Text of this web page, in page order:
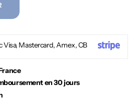
Visa, Mastercard, Amex, CB
en 30 jours